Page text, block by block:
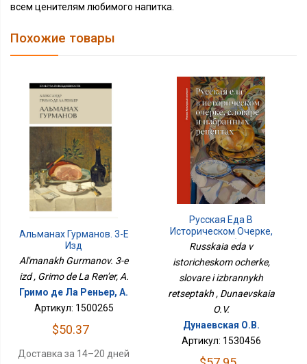
всем ценителям любимого напитка.
Похожие товары
Альманах Гурманов. 3-Е
Изд
Al'manakh Gurmanov. 3-e
izd , Grimo de La Ren'er, A.
Гримо де Ла Реньер, А.
Артикул: 1500265
$50.37
Доставка за 14–20 дней
Русская Еда В
Историческом Очерке,
Словаре И Избранных
Russkaia eda v
istoricheskom ocherke,
slovare i izbrannykh
retseptakh , Dunaevskaia
O.V.
Дунаевская О.В.
Артикул: 1530456